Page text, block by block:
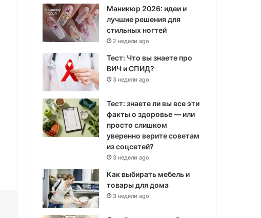
Маникюр 2026: идеи и
лучшие решения для
стильных ногтей
2 недели ago
Тест: Что вы знаете про
ВИЧ и СПИД?
3 недели ago
Тест: знаете ли вы все эти
факты о здоровье — или
просто слишком
уверенно верите советам
из соцсетей?
3 недели ago
Как выбирать мебель и
товары для дома
3 недели ago